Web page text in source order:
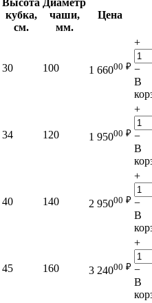
Высота
кубка,
см.
Диаметр
чаши,
мм.
Цена
30 100 1 66000 ₽
+
−
В
34 120 1 95000 ₽
+
−
В
40 140 2 95000 ₽
+
−
В
45 160 3 24000 ₽
+
−
В